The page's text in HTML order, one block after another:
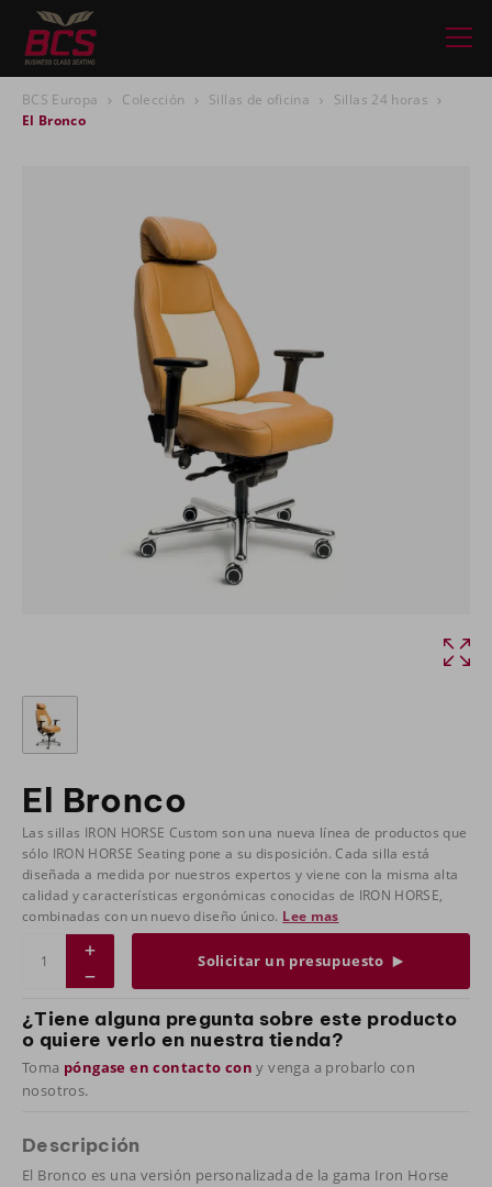
BCS Europa Colección Sillas de oficina
Sillas 24 horas
El Bronco
El Bronco
Las sillas IRON HORSE Custom son una nueva línea de productos que
sólo IRON HORSE Seating pone a su disposición. Cada silla está
diseñada a medida por nuestros expertos y viene con la misma alta
calidad y características ergonómicas conocidas de IRON HORSE,
combinadas con un nuevo diseño único. Lee mas
Solicitar un presupuesto
¿Tiene alguna pregunta sobre este producto
o quiere verlo en nuestra tienda?
Toma póngase en contacto con y venga a probarlo con
nosotros.
Descripción
El Bronco es una versión personalizada de la gama Iron Horse